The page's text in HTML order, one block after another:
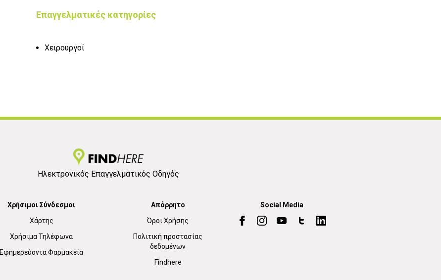
Επαγγελματικές κατηγορίες
Χειρουργοί
Ηλεκτρονικός Επαγγελματικός Οδηγός
Χρήσιμοι Σύνδεσμοι
Χάρτης
Χρήσιμα Τηλέφωνα
Εφημερεύοντα Φαρμακεία
Απόρρητο
Όροι Χρήσης
Πολιτική προστασίας
δεδομένων
Findhere
Social Media